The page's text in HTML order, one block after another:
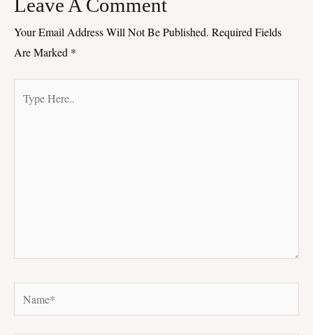
Leave A Comment
Your Email Address Will Not Be Published. Required Fields
Are Marked *
Here..
Name*